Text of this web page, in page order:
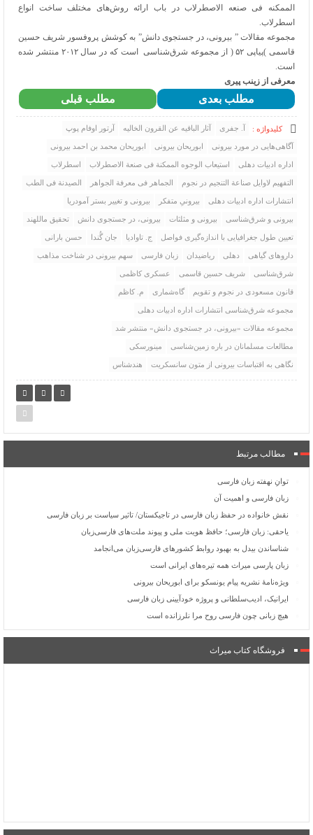
الممکنه فی صنعه الاصطرلاب در باب ارائه روش‌های مختلف ساخت انواع
اسطرلاب.
مجموعه مقالات ” بیرونی، در جستجوی دانش” به کوشش پروفسور شریف حسین
قاسمی )پیاپی ۵۲ ( از مجموعه شرق‌شناسی است که در سال ۲۰۱۲ منتشر شده
است.
معرفی از زینب پیری
مطلب قبلی مطلب بعدی
کلیدواژه : آ. جفری آثار الباقیه عن القرون الخالیه آرتور اوفام پوپ
آگاهی‌هایی در مورد بیرونی ابوریحان بیرونی ابوریحان محمد بن احمد بیرونی
اداره ادبیات دهلی استیعاب الوجوه الممکنة فی صنعة الاصطرلاب اسطرلاب
التفهیم لاوایل صناعة التنجیم در نجوم الجماهر فی معرفة الجواهر الصیدنة فی الطب
انتشارات اداره ادبیات دهلی بیرونیِ متفکر بیرونی و تغییر بستر آمودریا
بیرونی و شرق‌شناسی بیرونی و مثلثات بیرونی، در جستجوی دانش تحقیق ماللهند
تعیین طول جغرافیایی با اندازه‌گیری فواصل ج. تاوادیا جان گُندا حسن بارانی
داروهای گیاهی دهلی ریاضیدان زبان فارسی سهم بیرونی در شناخت مذاهب
شرق‌شناسی شریف حسین قاسمی عسکری کاظمی
قانون مسعودی در نجوم و تقویم گاه‌شماری م. کاظم
مجموعه شرق‌شناسی انتشارات اداره ادبیات دهلی
مجموعه مقالات «بیرونی، در جستجوی دانش» منتشر شد
مطالعات مسلمانان در باره زمین‌شناسی مینورسکی
نگاهی به اقتباسات بیرونی از متون سانسکریت هندشناس
مطالب مرتبط
توانِ نهفته زبان فارسی
زبان فارسی و اهمیت آن
نقش خانواده در حفظ زبان فارسی در تاجیکستان/ تاثیر سیاست بر زبان فارسی
یاحقی: زبان فارسی؛ حافظ هویت ملی و پیوند ملت‌های فارسی‌زبان
شناساندن بیدل به بهبود روابط کشورهای فارسی‌زبان می‌انجامد
زبان پارسی میراث همه تیره‌های ایرانی است
ویژه‌نامۀ نشریه پیام یونسکو برای ابوریحان بیرونی
ایرانیک، ادیب‌سلطانی و پروژه خودآیینی زبان فارسی
هیچ زبانی چون فارسی روح مرا نلرزانده است
فروشگاه کتاب میراث